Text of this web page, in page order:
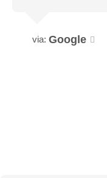
via: Google